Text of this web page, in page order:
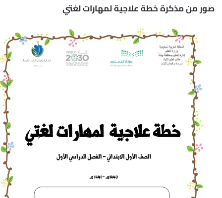
صور من مذكرة خطة علاجية لمهارات لغتي